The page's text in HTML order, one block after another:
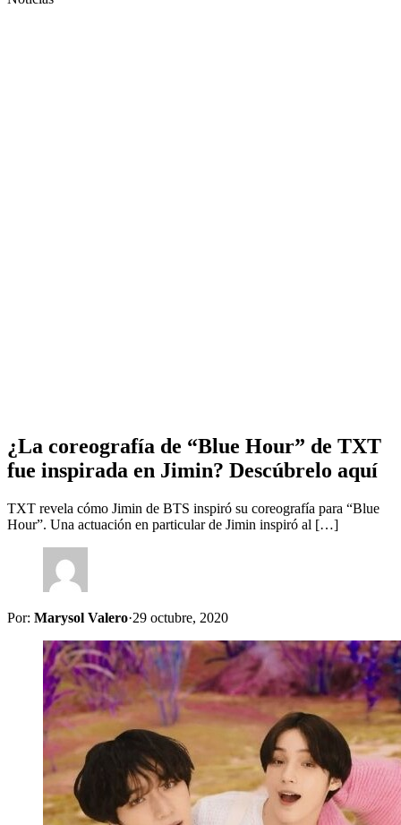
¿La coreografía de “Blue Hour” de TXT
fue inspirada en Jimin? Descúbrelo aquí
TXT revela cómo Jimin de BTS inspiró su coreografía para “Blue
Hour”. Una actuación en particular de Jimin inspiró al […]
Por: Marysol Valero·29 octubre, 2020